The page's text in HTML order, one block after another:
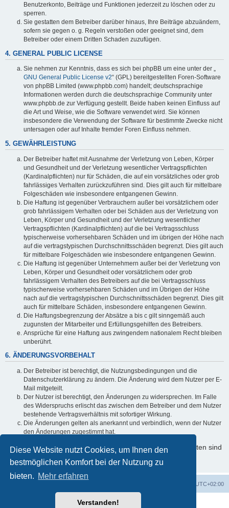
Diese Website nutzt Cookies, um Ihnen den
bestmöglichen Komfort bei der Nutzung zu
bieten. Mehr erfahren
Verstanden!
Benutzerkonto, Beiträge und Funktionen jederzeit zu löschen oder zu
sperren.
Sie gestatten dem Betreiber darüber hinaus, Ihre Beiträge abzuändern,
sofern sie gegen o. g. Regeln verstoßen oder geeignet sind, dem
Betreiber oder einem Dritten Schaden zuzufügen.
4. GENERAL PUBLIC LICENSE
Sie nehmen zur Kenntnis, dass es sich bei phpBB um eine unter der „
GNU General Public License v2“ (GPL) bereitgestellten Foren-Software
von phpBB Limited (www.phpbb.com) handelt; deutschsprachige
Informationen werden durch die deutschsprachige Community unter
www.phpbb.de zur Verfügung gestellt. Beide haben keinen Einfluss auf
die Art und Weise, wie die Software verwendet wird. Sie können
insbesondere die Verwendung der Software für bestimmte Zwecke nicht
untersagen oder auf Inhalte fremder Foren Einfluss nehmen.
5. GEWÄHRLEISTUNG
Der Betreiber haftet mit Ausnahme der Verletzung von Leben, Körper
und Gesundheit und der Verletzung wesentlicher Vertragspflichten
(Kardinalpflichten) nur für Schäden, die auf ein vorsätzliches oder grob
fahrlässiges Verhalten zurückzuführen sind. Dies gilt auch für mittelbare
Folgeschäden wie insbesondere entgangenen Gewinn.
Die Haftung ist gegenüber Verbrauchern außer bei vorsätzlichem oder
grob fahrlässigem Verhalten oder bei Schäden aus der Verletzung von
Leben, Körper und Gesundheit und der Verletzung wesentlicher
Vertragspflichten (Kardinalpflichten) auf die bei Vertragsschluss
typischerweise vorhersehbaren Schäden und im übrigen der Höhe nach
auf die vertragstypischen Durchschnittsschäden begrenzt. Dies gilt auch
für mittelbare Folgeschäden wie insbesondere entgangenen Gewinn.
Die Haftung ist gegenüber Unternehmern außer bei der Verletzung von
Leben, Körper und Gesundheit oder vorsätzlichem oder grob
fahrlässigem Verhalten des Betreibers auf die bei Vertragsschluss
typischerweise vorhersehbaren Schäden und im Übrigen der Höhe
nach auf die vertragstypischen Durchschnittsschäden begrenzt. Dies gilt
auch für mittelbare Schäden, insbesondere entgangenen Gewinn.
Die Haftungsbegrenzung der Absätze a bis c gilt sinngemäß auch
zugunsten der Mitarbeiter und Erfüllungsgehilfen des Betreibers.
Ansprüche für eine Haftung aus zwingendem nationalem Recht bleiben
unberührt.
6. ÄNDERUNGSVORBEHALT
Der Betreiber ist berechtigt, die Nutzungsbedingungen und die
Datenschutzerklärung zu ändern. Die Änderung wird dem Nutzer per E-
Mail mitgeteilt.
Der Nutzer ist berechtigt, den Änderungen zu widersprechen. Im Falle
des Widerspruchs erlischt das zwischen dem Betreiber und dem Nutzer
bestehende Vertragsverhältnis mit sofortiger Wirkung.
Die Änderungen gelten als anerkannt und verbindlich, wenn der Nutzer
den Änderungen zugestimmt hat.
Informationen über den Umgang mit Ihren persönlichen Daten sind
in der Datenschutzerklärung enthalten.
UTC+02:00
Powered byphpBB® Forum Software © phpBB Limited